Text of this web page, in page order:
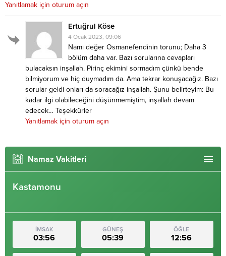
Yanıtlamak için oturum açın
Ertuğrul Köse
4 Ocak 2023, 09:06
Namı değer Osmanefendinin torunu; Daha 3
bölüm daha var. Bazı sorularına cevapları
bulacaksın inşallah. Pirinç ekimini sormadım çünkü bende
bilmiyorum ve hiç duymadım da. Ama tekrar konuşacağız. Bazı
sorular geldi onları da soracağız inşallah. Şunu belirteyim: Bu
kadar ilgi olabileceğini düşünmemiştim, inşallah devam
edecek… Teşekkürler
Yanıtlamak için oturum açın
Namaz Vakitleri
Kastamonu
İMSAK
03:56
GÜNEŞ
05:39
ÖĞLE
12:56